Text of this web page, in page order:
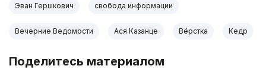
Эван Гершкович свобода информации
Вечерние Ведомости Ася Казанце Вёрстка Кедр
Поделитесь материалом